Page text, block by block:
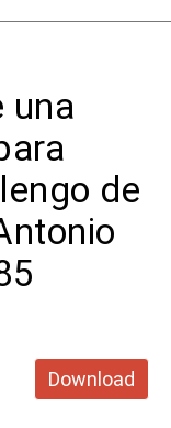
una
de
Download